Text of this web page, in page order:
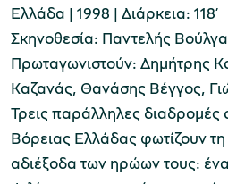
Ελλάδα | 1998 | Διάρκεια: 118’
Σκηνοθεσία: Παντελής
Πρωταγωνιστούν: Δημήτρης
Καζανάς, Θανάσης Βέγγος,
Τρεις παράλληλες διαδρομές
Βόρειας Ελλάδας φωτίζουν τη
αδιέξοδα των ηρώων τους: